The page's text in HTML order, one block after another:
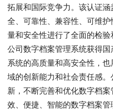
拓展和国际竞争力。该认证
全、可靠性、兼容性、可维
量和安全性进行了全面的检
公司数字档案管理系统获得
系统的高质量和高安全性，
域的创新能力和社会责任感
新，不断完善和优化数字档
效、便捷、智能的数字档案